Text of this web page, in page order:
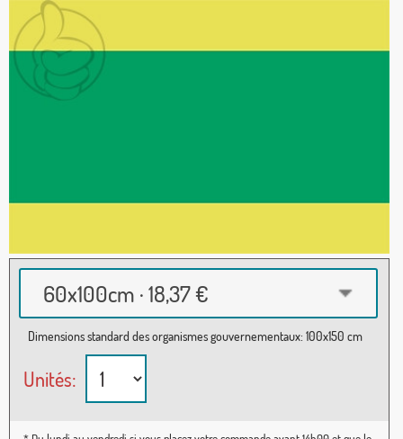
60x100cm · 18,37 €
Dimensions standard des organismes gouvernementaux: 100x150 cm
Unités: